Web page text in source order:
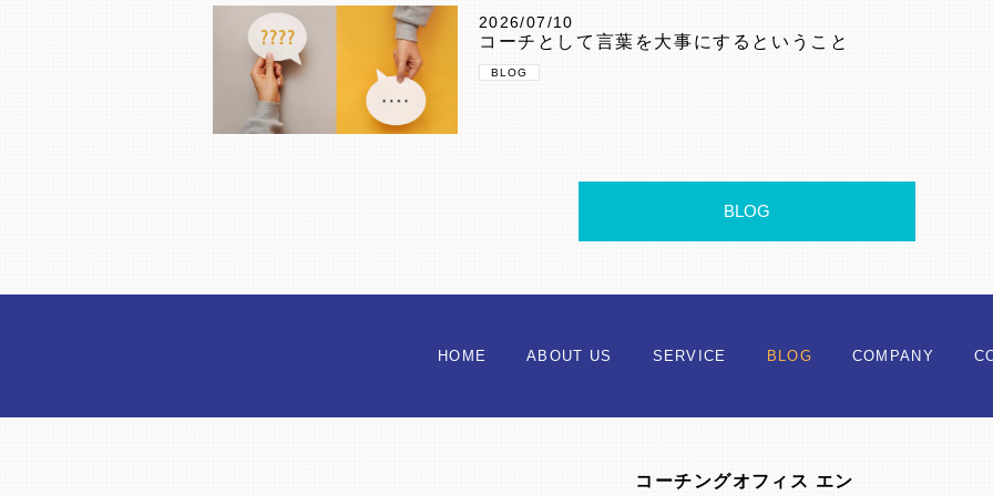
2026/07/10
コーチとして言葉を大事にするということ
BLOG
BLOG
HOME ABOUT US SERVICE BLOG COMPANY
コーチングオフィス エン